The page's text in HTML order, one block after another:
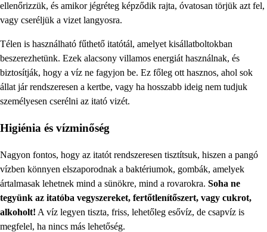
ellenőrizzük, és amikor jégréteg képződik rajta, óvatosan törjük azt fel,
vagy cseréljük a vizet langyosra.
Télen is használható fűthető itatótál, amelyet kisállatboltokban
beszerezhetünk. Ezek alacsony villamos energiát használnak, és
biztosítják, hogy a víz ne fagyjon be. Ez főleg ott hasznos, ahol sok
állat jár rendszeresen a kertbe, vagy ha hosszabb ideig nem tudjuk
személyesen cserélni az itató vizét.
Higiénia és vízminőség
Nagyon fontos, hogy az itatót rendszeresen tisztítsuk, hiszen a pangó
vízben könnyen elszaporodnak a baktériumok, gombák, amelyek
ártalmasak lehetnek mind a sünökre, mind a rovarokra. Soha ne
tegyünk az itatóba vegyszereket, fertőtlenítőszert, vagy cukrot,
alkoholt! A víz legyen tiszta, friss, lehetőleg esővíz, de csapvíz is
megfelel, ha nincs más lehetőség.